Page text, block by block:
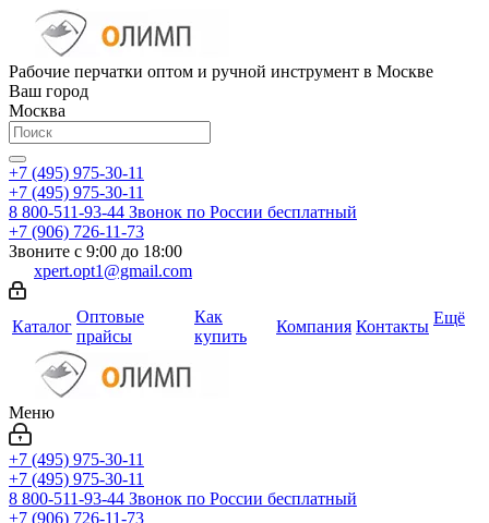
Рабочие перчатки оптом и ручной инструмент в Москве
Ваш город
Москва
+7 (495) 975-30-11
+7 (495) 975-30-11
8 800-511-93-44 Звонок по России бесплатный
+7 (906) 726-11-73
Звоните с 9:00 до 18:00
xpert.opt1@gmail.com
Каталог
Оптовые
прайсы
Как
купить
Компания Контакты Ещё
Меню
+7 (495) 975-30-11
+7 (495) 975-30-11
8 800-511-93-44 Звонок по России бесплатный
+7 (906) 726-11-73